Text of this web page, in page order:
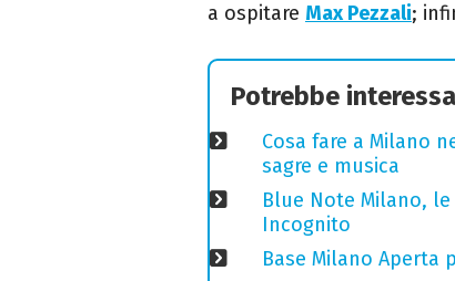
a ospitare Max Pezzali;
Potrebbe
Cosa fare a Milano
sagre e musica
Blue Note Milano,
Incognito
Base Milano Aperta